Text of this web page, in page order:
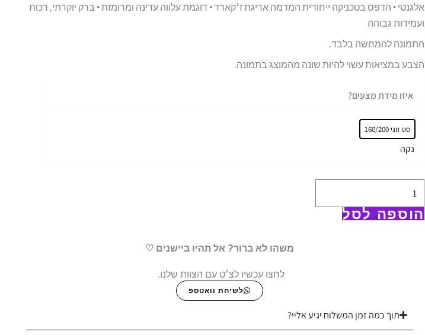
אלגנטי • הדפס בטכניקה ייחודית המדמה אריגת ז׳קארד • דוגמת עלווה עדינה ומרומזת • ברק יוקרתי, רכות
ועמידות גבוהה
התמונה להמחשה בלבד.
הצבע במציאות עשוי להיות שונה מהמוצג בתמונה.
איזו מידת מצעים?
סט זוגי 160/200
נקה
סט
מצעים
100%
בעיבוד
סאטן
פלורנס
הוספה לסל
משהו לא ברור? אל תהיו ביישנים ♡
לחצו עכשיו לצ׳ט עם הצוות שלנו.
לשיחת וואטספ
תוך כמה זמן המשלוח יגיע אליי?